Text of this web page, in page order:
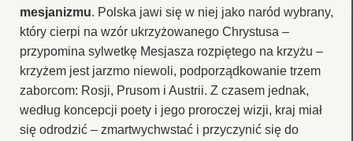
mesjanizmu. Polska jawi się w niej jako naród wybrany,
który cierpi na wzór ukrzyżowanego Chrystusa –
przypomina sylwetkę Mesjasza rozpiętego na krzyżu –
krzyżem jest jarzmo niewoli, podporządkowanie trzem
zaborcom: Rosji, Prusom i Austrii. Z czasem jednak,
według koncepcji poety i jego proroczej wizji, kraj miał
się odrodzić – zmartwychwstać i przyczynić się do